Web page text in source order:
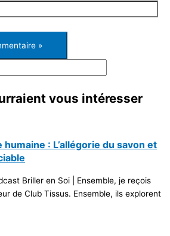
vous intéresser
: L’allégorie du savon et
Briller en Soi | Ensemble, je reçois
de Club Tissus. Ensemble, ils explorent